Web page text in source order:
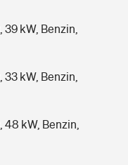
39 kW, Benzin,
33 kW, Benzin,
48 kW, Benzin,